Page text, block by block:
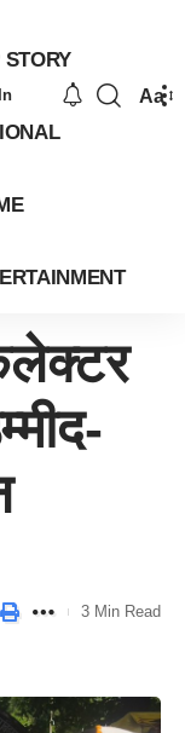
STORY
Aa
3 Min Read